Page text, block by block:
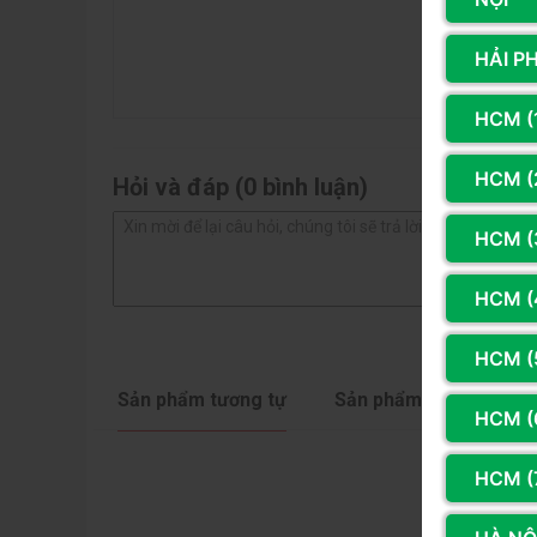
thứ 3 giúp người dùng trải nghiệm được những
2 sao
1 sao
Hỏi và đáp (0 bình luận)
Sản phẩm tương tự Sản phẩm cùng hãng
HẢI
HCM
HCM
HCM
HCM
HCM
HCM
HCM